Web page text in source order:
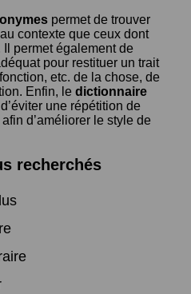
permet de trouver
contexte que ceux dont
permet également de
pour restituer un trait
etc. de la chose, de
Enfin, le dictionnaire
une répétition de
d’améliorer le style de
recherchés